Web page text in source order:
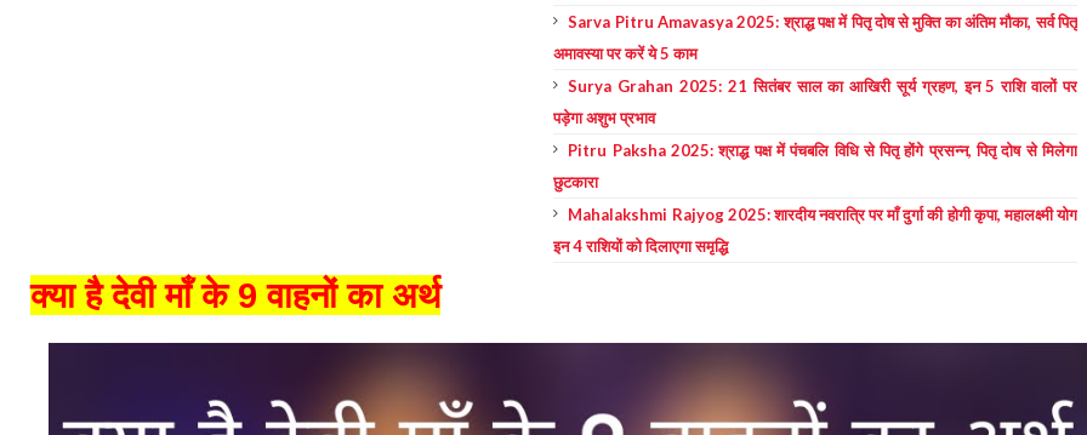
Sarva Pitru Amavasya 2025: श्राद्ध पक्ष में पितृ दोष से मुक्ति का अंतिम मौका, सर्व पितृ
अमावस्या पर करें ये 5 काम
Surya Grahan 2025: 21 सितंबर साल का आखिरी सूर्य ग्रहण, इन 5 राशि वालों पर
पड़ेगा अशुभ प्रभाव
Pitru Paksha 2025: श्राद्ध पक्ष में पंचबलि विधि से पितृ होंगे प्रसन्न, पितृ दोष से मिलेगा
छुटकारा
Mahalakshmi Rajyog 2025: शारदीय नवरात्रि पर माँ दुर्गा की होगी कृपा, महालक्ष्मी योग
इन 4 राशियों को दिलाएगा समृद्धि
क्या है देवी माँ के 9 वाहनों का अर्थ